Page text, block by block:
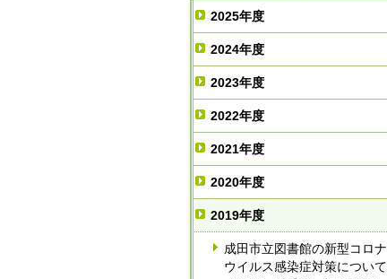
2025年度
2024年度
2023年度
2022年度
2021年度
2020年度
2019年度
成田市立図書館の新型コロナ
ウイルス感染症対策について